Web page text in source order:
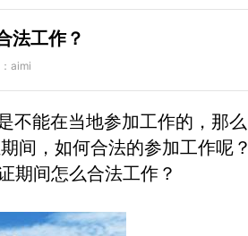
法工作？
aimi
不能在当地参加工作的，那么
间，如何合法的参加工作呢？
期间怎么合法工作？